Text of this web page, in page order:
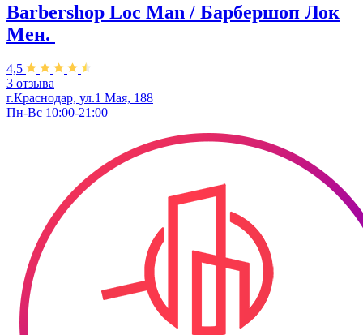
Barbershop Loc Man / Барбершоп Лок
Мен. ​
4,5
3 отзыва
г.Краснодар, ул.1 Мая, 188
Пн-Вс 10:00-21:00